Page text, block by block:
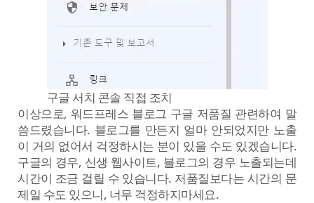
구글 서치 콘솔 직접 조치
이상으로, 워드프레스 블로그 구글 저품질 관련하여 말
씀드렸습니다. 블로그를 만든지 얼마 안되었지만 노출
이 거의 없어서 걱정하시는 분이 있을 수도 있겠습니다.
구글의 경우, 신생 웹사이트, 블로그의 경우 노출되는데
시간이 조금 걸릴 수 있습니다. 저품질보다는 시간의 문
제일 수도 있으니, 너무 걱정하지마세요.